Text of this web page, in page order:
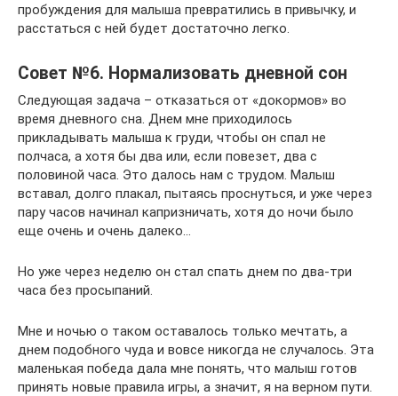
пробуждения для малыша превратились в привычку, и
расстаться с ней будет достаточно легко.
Совет №6. Нормализовать дневной сон
Следующая задача – отказаться от «докормов» во
время дневного сна. Днем мне приходилось
прикладывать малыша к груди, чтобы он спал не
полчаса, а хотя бы два или, если повезет, два с
половиной часа. Это далось нам с трудом. Малыш
вставал, долго плакал, пытаясь проснуться, и уже через
пару часов начинал капризничать, хотя до ночи было
еще очень и очень далеко…
Но уже через неделю он стал спать днем по два-три
часа без просыпаний.
Мне и ночью о таком оставалось только мечтать, а
днем подобного чуда и вовсе никогда не случалось. Эта
маленькая победа дала мне понять, что малыш готов
принять новые правила игры, а значит, я на верном пути.